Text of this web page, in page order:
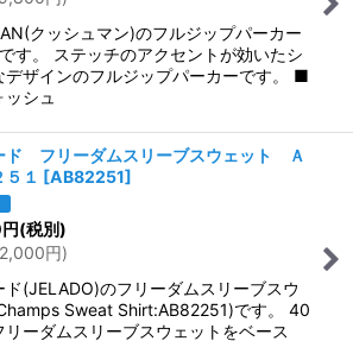
クッシュマン)のフルジップパーカー
す。 ステッチのアクセントが効いたシ
デザインのフルジップパーカーです。 ■
ッシュ
ド フリーダムスリーブスウェット Ａ
５１ [AB82251]
円(税別)
円)
ド(JELADO)のフリーダムスリーブスウ
Sweat Shirt:AB82251)です。 40
リーダムスリーブスウェットをベース